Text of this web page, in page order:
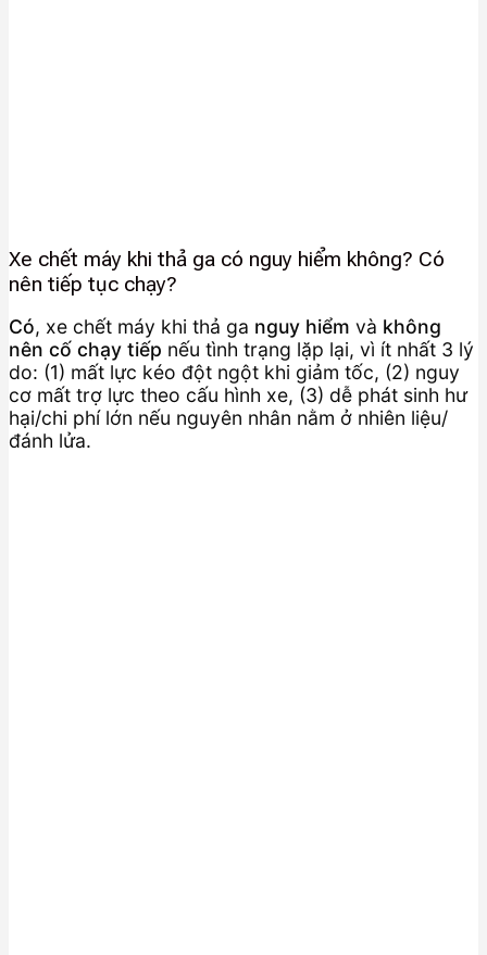
Xe chết máy khi thả ga có nguy hiểm không? Có
nên tiếp tục chạy?
Có, xe chết máy khi thả ga nguy hiểm và không
nên cố chạy tiếp nếu tình trạng lặp lại, vì ít nhất 3 lý
do: (1) mất lực kéo đột ngột khi giảm tốc, (2) nguy
cơ mất trợ lực theo cấu hình xe, (3) dễ phát sinh hư
hại/chi phí lớn nếu nguyên nhân nằm ở nhiên liệu/
đánh lửa.